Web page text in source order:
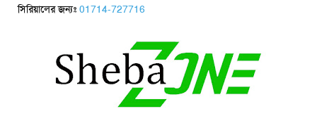
সিরিয়ালের জন্যঃ 01714-727716